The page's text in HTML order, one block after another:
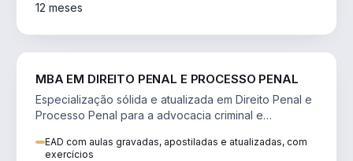
12 meses
MBA EM DIREITO PENAL E PROCESSO PENAL
Especialização sólida e atualizada em Direito Penal e
Processo Penal para a advocacia criminal e
EAD com aulas gravadas, apostiladas e atualizadas, com
exercícios